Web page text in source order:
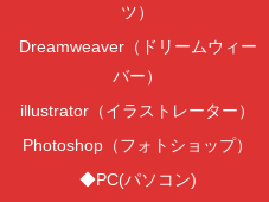
ツ）
Dreamweaver（ドリームウィー
バー）
illustrator（イラストレーター）
Photoshop（フォトショップ）
◆PC(パソコン)